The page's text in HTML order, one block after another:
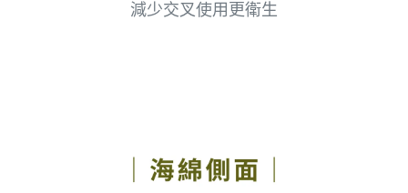
減少交叉使用更衛生